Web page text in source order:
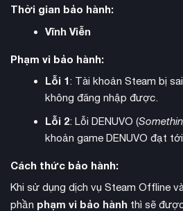
và Sasukeđược tái hiện hoàn
một game. Kết hợp giữa những
hiện trọn vẹn hành trình của hai ninja
Thời gian bảo hành:
Vĩnh Viễn
Phạm vi bảo hành:
Lỗi 1: Tài khoản Steam bị
không đăng nhập được.
Lỗi 2: Lỗi DENUVO (
khoản game DENUVO đạt
Cách thức bảo hành:
Khi sử dụng dịch vụ Steam Offline
phần phạm vi bảo hành thì sẽ